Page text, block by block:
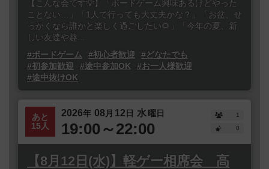
【こんな会です💡】「ボードゲーム興味あるけどやった
ことない…」「1人で行っても大丈夫かな？」「お盆、せ
っかくなら誰かと楽しく過ごしたい🌻」「今年の夏、新
しい友達や趣...
#ボードゲーム
#初心者歓迎
#どなたでも
#初参加歓迎
#途中参加OK
#お一人様歓迎
#途中抜けOK
あと
15人
2026年 08 月 12日 水曜日
19:00～22:00
1
0
【8月12日(水)】軽ゲー相席会 高